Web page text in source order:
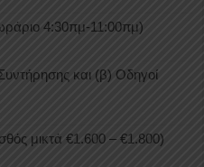
4:30πμ-11:00πμ)
και (β) Οδηγοί
μικτά €1.600 – €1.800)